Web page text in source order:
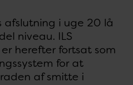
afslutning i uge 20 lå
niveau. ILS
herefter fortsat som
for at
af smitte i